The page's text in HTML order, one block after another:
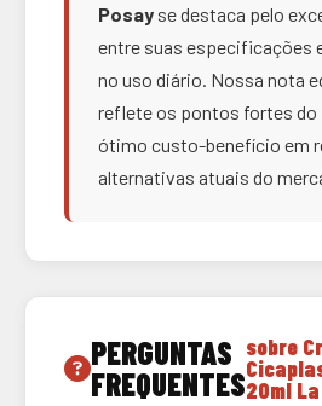
Posay se destaca pelo
entre suas especificações
no uso diário. Nossa nota
reflete os pontos fortes do
ótimo custo-benefício em
alternativas atuais do
PERGUNTAS
FREQUENTES
sobre
20ml